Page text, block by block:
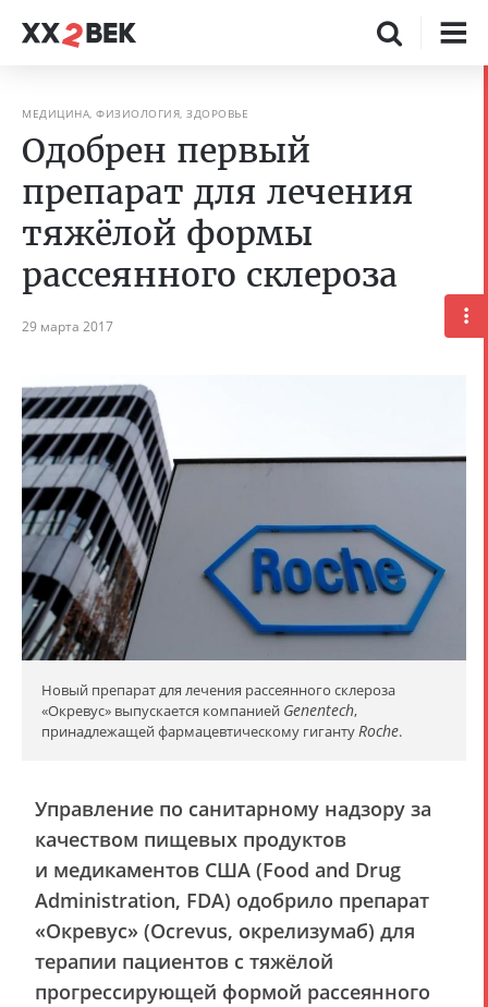
МЕДИЦИНА, ФИЗИОЛОГИЯ, ЗДОРОВЬЕ
Одобрен первый
препарат для лечения
тяжёлой формы
рассеянного склероза
29 марта 2017
Новый препарат для лечения рассеянного склероза
«Окревус» выпускается компанией Genentech,
принадлежащей фармацевтическому гигантуRoche.
Управление по санитарному надзору за
качеством пищевых продуктов
и медикаментов США (Food and Drug
Administration, FDA) одобрило препарат
«Окревус» (Ocrevus, окрелизумаб) для
терапии пациентов с тяжёлой
прогрессирующей формой рассеянного